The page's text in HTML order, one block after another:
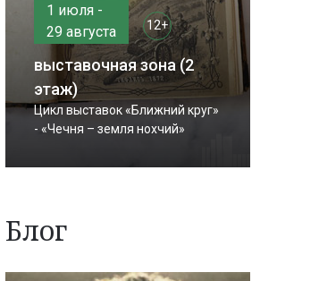
1 июля -
29 августа
12+
выставочная зона (2
этаж)
Цикл выставок «Ближний круг»
- «Чечня – земля нохчий»
Блог